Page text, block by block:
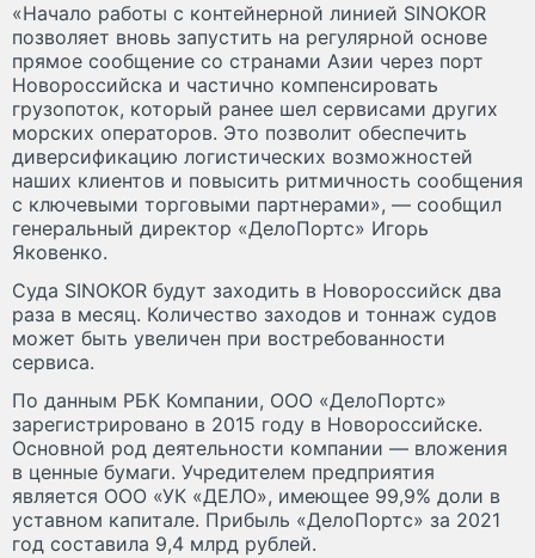
«Начало работы с контейнерной линией SINOKOR
позволяет вновь запустить на регулярной основе
прямое сообщение со странами Азии через порт
Новороссийска и частично компенсировать
грузопоток, который ранее шел сервисами других
морских операторов. Это позволит обеспечить
диверсификацию логистических возможностей
наших клиентов и повысить ритмичность сообщения
с ключевыми торговыми партнерами», — сообщил
генеральный директор «ДелоПортс» Игорь
Яковенко.
Суда SINOKOR будут заходить в Новороссийск два
раза в месяц. Количество заходов и тоннаж судов
может быть увеличен при востребованности
сервиса.
По данным РБК Компании, ООО «ДелоПортс»
зарегистрировано в 2015 году в Новороссийске.
Основной род деятельности компании — вложения
в ценные бумаги. Учредителем предприятия
является ООО «УК «ДЕЛО», имеющее 99,9% доли в
уставном капитале. Прибыль «ДелоПортс» за 2021
год составила 9,4 млрд рублей.